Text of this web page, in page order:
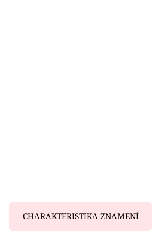
Sledujte nás
CHARAKTERISTIKA ZNAMENÍ